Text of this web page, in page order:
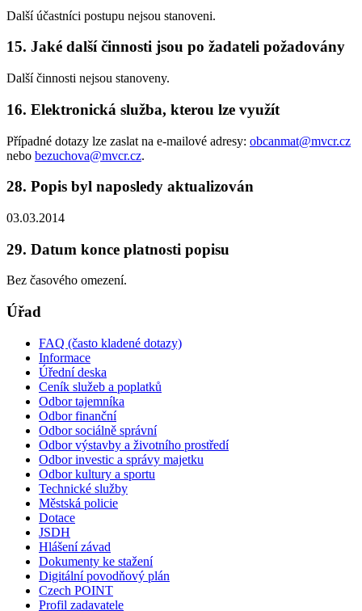
Další účastníci postupu nejsou stanoveni.
15. Jaké další činnosti jsou po žadateli požadovány
Další činnosti nejsou stanoveny.
16. Elektronická služba, kterou lze využít
Případné dotazy lze zaslat na e-mailové adresy: obcanmat@mvcr.cz
nebo bezuchova@mvcr.cz.
28. Popis byl naposledy aktualizován
03.03.2014
29. Datum konce platnosti popisu
Bez časového omezení.
Úřad
FAQ (často kladené dotazy)
Informace
Úřední deska
Ceník služeb a poplatků
Odbor tajemníka
Odbor finanční
Odbor sociálně správní
Odbor výstavby a životního prostředí
Odbor investic a správy majetku
Odbor kultury a sportu
Technické služby
Městská policie
Dotace
JSDH
Hlášení závad
Dokumenty ke stažení
Digitální povodňový plán
Czech POINT
Profil zadavatele